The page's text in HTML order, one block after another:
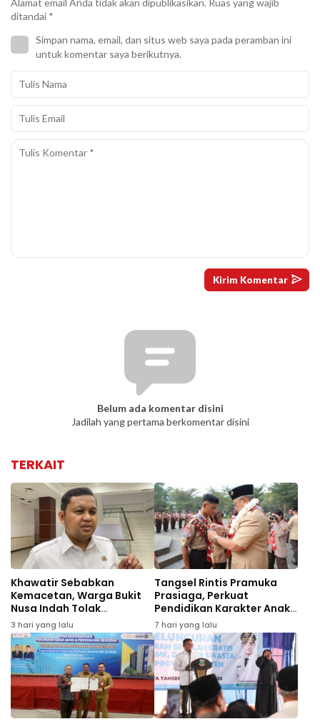
Alamat email Anda tidak akan dipublikasikan. Ruas yang wajib
ditandai *
Simpan nama, email, dan situs web saya pada peramban ini
untuk komentar saya berikutnya.
Belum ada komentar disini
Jadilah yang pertama berkomentar disini
TERKAIT
Khawatir Sebabkan
Kemacetan, Warga Bukit
Nusa Indah Tolak
Pembangunan SMPN 25
Tangsel
3 hari yang lalu
Tangsel Rintis Pramuka
Prasiaga, Perkuat
Pendidikan Karakter Anak
Sejak Usia Dini
7 hari yang lalu